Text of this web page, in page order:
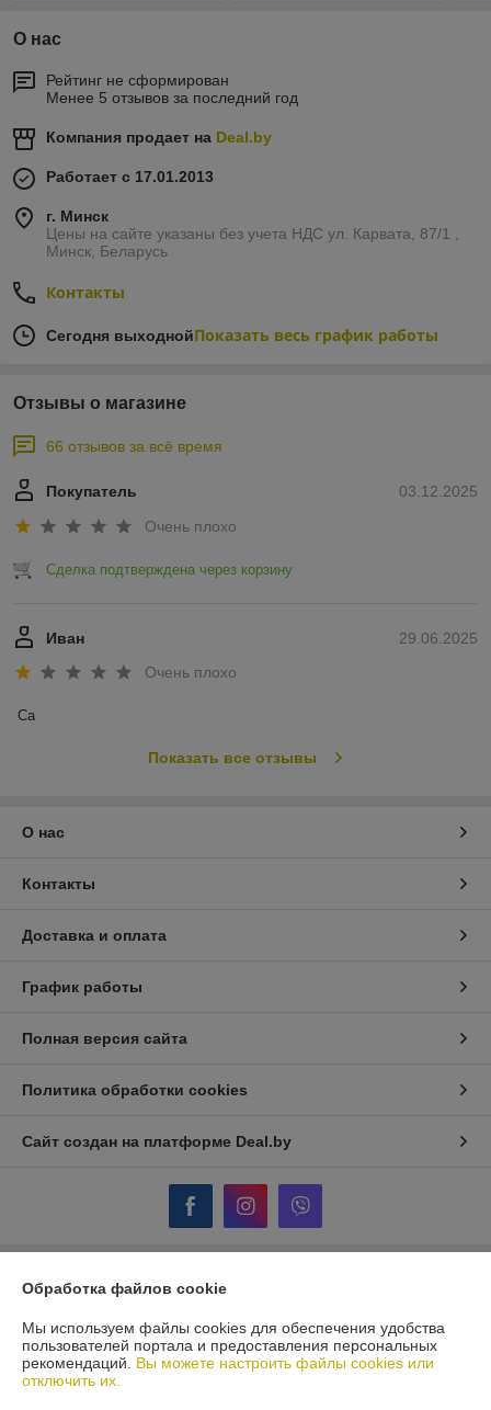
О нас
Рейтинг не сформирован
Менее 5 отзывов за последний год
Компания продает на Deal.by
Работает с 17.01.2013
г. Минск
Цены на сайте указаны без учета НДС ул. Карвата, 87/1 ,
Минск, Беларусь
Контакты
Сегодня выходнойПоказать весь график работы
Отзывы о магазине
66 отзывов за всё время
03.12.2025
Покупатель
Очень плохо
Сделка подтверждена через корзину
29.06.2025
Иван
Очень плохо
Са
Показать все отзывы
О нас
Контакты
Доставка и оплата
График работы
Полная версия сайта
Политика обработки cookies
Сайт создан на платформе Deal.by
Информация для покупателя
Юридическое лицо:ООО "ПУМИ - С"
Г.МИНСК, УЛ. КАРВАТА, 87/1
Регистрационный номер ЕГР: 100205819
Обработка файлов cookie
Мы используем файлы cookies для обеспечения удобства
пользователей портала и предоставления персональных
рекомендаций. Вы можете настроить файлы cookies или
отключить их.